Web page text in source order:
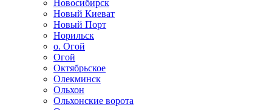
Новосибирск
Новый Киеват
Новый Порт
Норильск
о. Огой
Огой
Октябрьское
Олекминск
Ольхон
Ольхонские ворота